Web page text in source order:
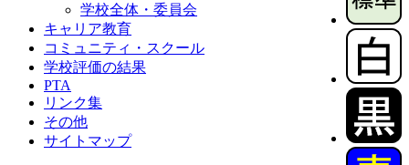
学校全体・委員会
キャリア教育
コミュニティ・スクール
学校評価の結果
PTA
リンク集
その他
サイトマップ